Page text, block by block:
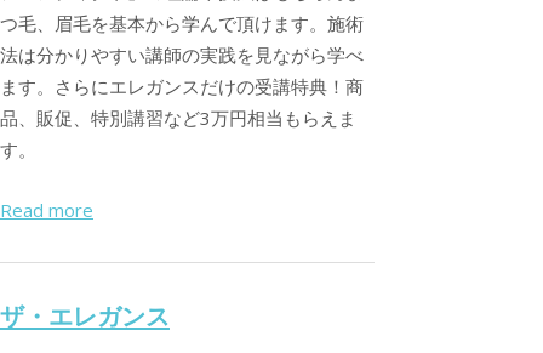
つ毛、眉毛を基本から学んで頂けます。施術
法は分かりやすい講師の実践を見ながら学べ
ます。さらにエレガンスだけの受講特典！商
品、販促、特別講習など3万円相当もらえま
す。
Read more
ザ・エレガンス